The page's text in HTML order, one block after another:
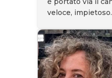
veloce, impietoso.